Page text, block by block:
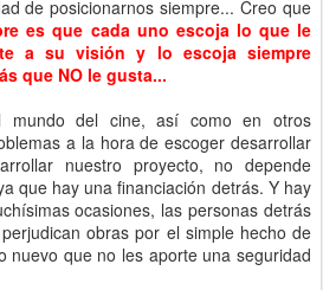
de posicionarnos siempre... Creo que
es que cada uno escoja lo que le
a su visión y lo escoja siempre
que NO le gusta...
mundo del cine, así como en otros
a la hora de escoger desarrollar
nuestro proyecto, no depende
que hay una financiación detrás. Y hay
ocasiones, las personas detrás
obras por el simple hecho de
nuevo que no les aporte una seguridad